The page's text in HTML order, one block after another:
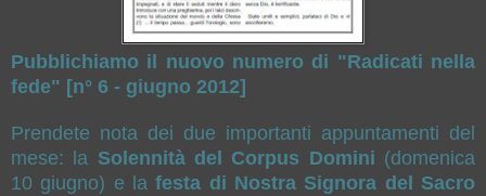
Pubblichiamo il nuovo numero di "Radicati nella
fede" [n° 6 - giugno 2012]
Prendete nota dei due importanti appuntamenti del
mese: la Solennità del Corpus Domini (domenica
10 giugno) e lafesta di Nostra Signora del Sacro